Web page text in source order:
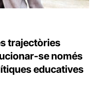
trajectòries
se només
educatives